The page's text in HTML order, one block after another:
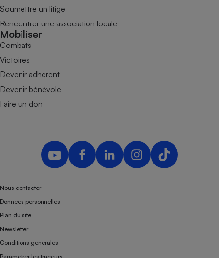
Soumettre un litige
Rencontrer une association locale
Mobiliser
Combats
Victoires
Devenir adhérent
Devenir bénévole
Faire un don
Nous contacter
Données personnelles
Plan du site
Newsletter
Conditions générales
Paramétrer les traceurs